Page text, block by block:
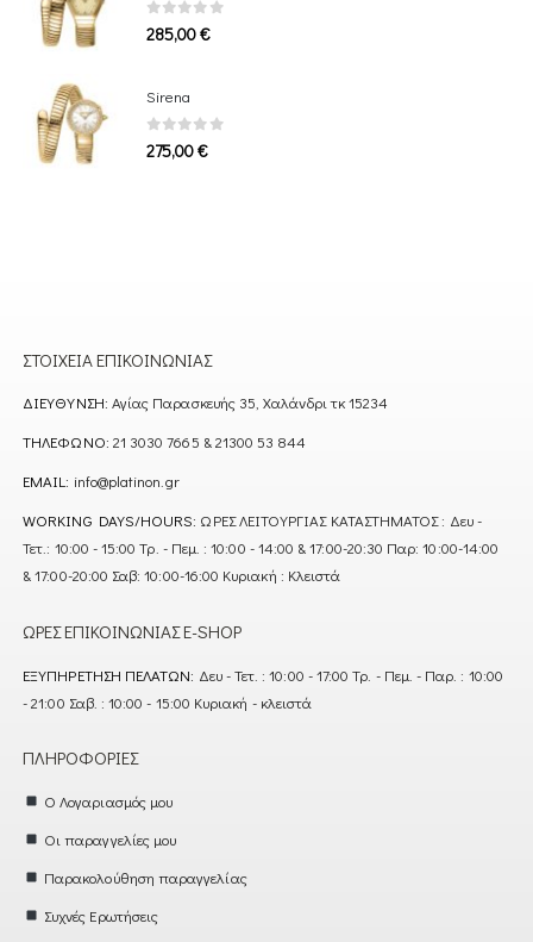
0out of 5
285,00€
Sirena
0out of 5
275,00€
ΣΤΟΙΧΕΊΑ ΕΠΙΚΟΙΝΩΝΊΑΣ
ΔΙΕΎΘΥΝΣΗ: Αγίας Παρασκευής 35, Χαλάνδρι τκ 15234
ΤΗΛΈΦΩΝΟ: 21 3030 7665 & 21300 53 844
EMAIL: info@platinon.gr
WORKING DAYS/HOURS: ΩΡΕΣ ΛΕΙΤΟΥΡΓΙΑΣ ΚΑΤΑΣΤΗΜΑΤΟΣ : Δευ -
Τετ.: 10:00 - 15:00 Τρ. - Πεμ. : 10:00 - 14:00 & 17:00-20:30 Παρ: 10:00-14:00
& 17:00-20:00 Σαβ: 10:00-16:00 Κυριακή : Κλειστά
ΏΡΕΣ ΕΠΙΚΟΙΝΩΝΊΑΣ E-SHOP
ΕΞΥΠΗΡΈΤΗΣΗ ΠΕΛΑΤΏΝ: Δευ - Τετ. : 10:00 - 17:00 Τρ. - Πεμ. - Παρ. : 10:00
- 21:00 Σαβ. : 10:00 - 15:00 Κυριακή - κλειστά
ΠΛΗΡΟΦΟΡΊΕΣ
Ο Λογαριασμός μου
Οι παραγγελίες μου
Παρακολούθηση παραγγελίας
Συχνές Ερωτήσεις